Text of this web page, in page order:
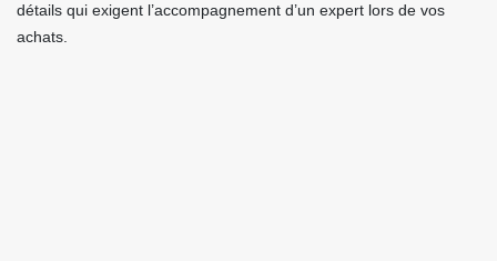
détails qui exigent l’accompagnement d’un expert lors de vos
achats.